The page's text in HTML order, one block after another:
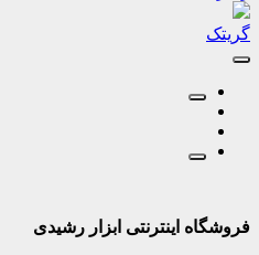
گریتک
فروشگاه اینترنتی ابزار رشیدی